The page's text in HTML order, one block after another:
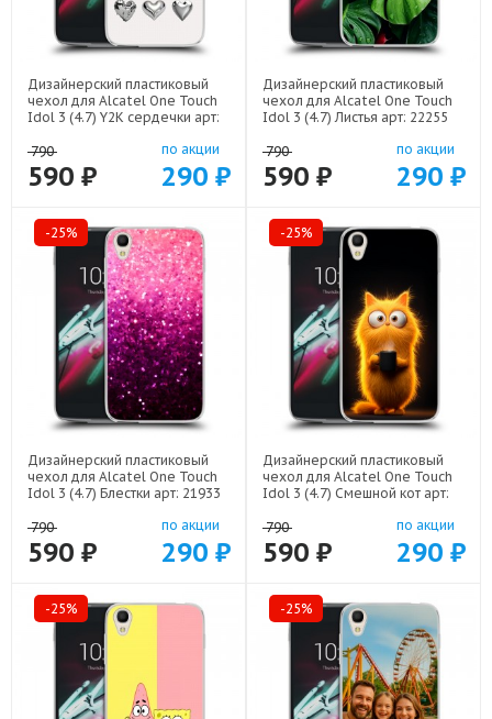
Дизайнерский пластиковый
чехол для Alcatel One Touch
Idol 3 (4.7) Y2K сердечки арт:
790
590 ₽
по акции
290 ₽
Дизайнерский пластиковый
чехол для Alcatel One Touch
Idol 3 (4.7) Листья арт: 22255
790
590 ₽
по акции
290 ₽
-25%
Дизайнерский пластиковый
чехол для Alcatel One Touch
Idol 3 (4.7) Блестки арт: 21933
790
590 ₽
по акции
290 ₽
-25%
Дизайнерский пластиковый
чехол для Alcatel One Touch
Idol 3 (4.7) Смешной кот арт:
790
590 ₽
по акции
290 ₽
-25% -25%